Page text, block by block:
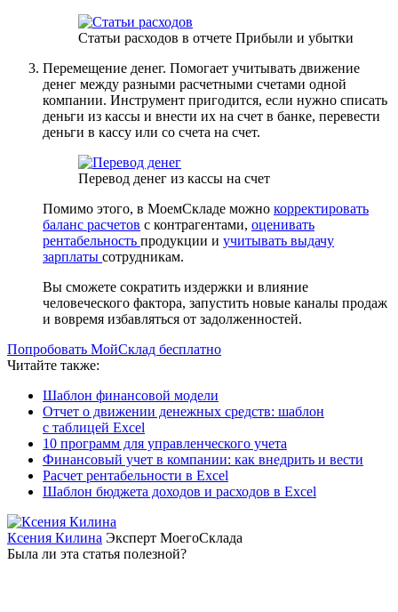
Статьи расходов в отчете Прибыли и убытки
Перемещение денег. Помогает учитывать движение
денег между разными расчетными счетами одной
компании. Инструмент пригодится, если нужно списать
деньги из кассы и внести их на счет в банке, перевести
деньги в кассу или со счета на счет.
Перевод денег из кассы на счет
Помимо этого, в МоемСкладе можно корректировать
баланс расчетов с контрагентами, оценивать
рентабельность продукции и учитывать выдачу
зарплаты сотрудникам.
Вы сможете сократить издержки и влияние
человеческого фактора, запустить новые каналы продаж
и вовремя избавляться от задолженностей.
Попробовать МойСклад бесплатно
Читайте также:
Шаблон финансовой модели
Отчет о движении денежных средств: шаблон
с таблицей Excel
10 программ для управленческого учета
Финансовый учет в компании: как внедрить и вести
Расчет рентабельности в Excel
Шаблон бюджета доходов и расходов в Excel
Ксения Килина Эксперт МоегоСклада
Была ли эта статья полезной?